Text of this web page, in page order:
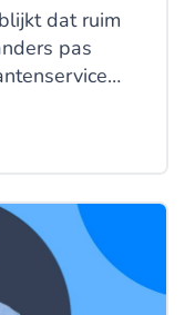
dat ruim
pas
vinden
hun